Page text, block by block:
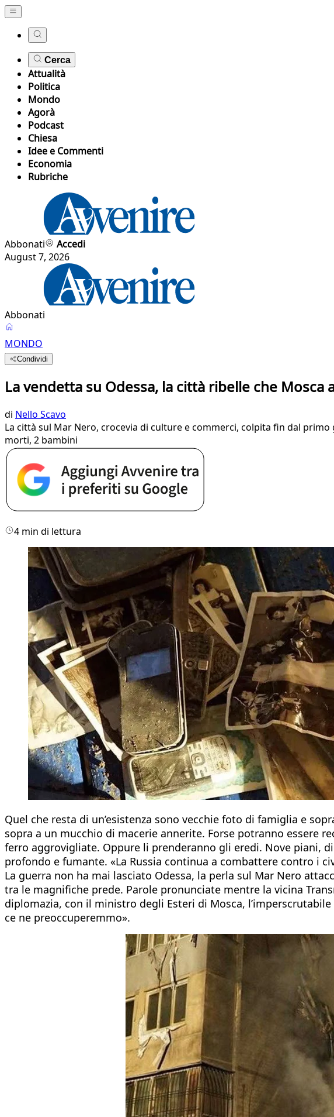
Cerca
Attualità
Politica
Mondo
Agorà
Podcast
Chiesa
Idee e Commenti
Economia
Rubriche
Abbonati
Accedi
August 7, 2026
Abbonati
MONDO
Condividi
La vendetta su Odessa, la città ribelle che Mosca
di Nello Scavo
La città sul Mar Nero, crocevia di culture e commerci, colpita fin dal
morti, 2 bambini
4 min di lettura
Quel che resta di un’esistenza sono vecchie foto di famiglia e
sopra a un mucchio di macerie annerite. Forse potranno essere
ferro aggrovigliate. Oppure li prenderanno gli eredi. Nove piani,
profondo e fumante. «La Russia continua a combattere contro i
La guerra non ha mai lasciato Odessa, la perla sul Mar Nero
tra le magnifiche prede. Parole pronunciate mentre la vicina
diplomazia, con il ministro degli Esteri di Mosca,
ce ne preoccuperemmo».